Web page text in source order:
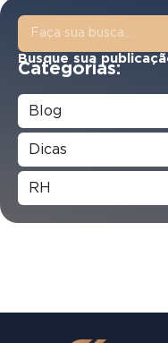
Busque sua
Categorias:
Blog
Dicas
RH